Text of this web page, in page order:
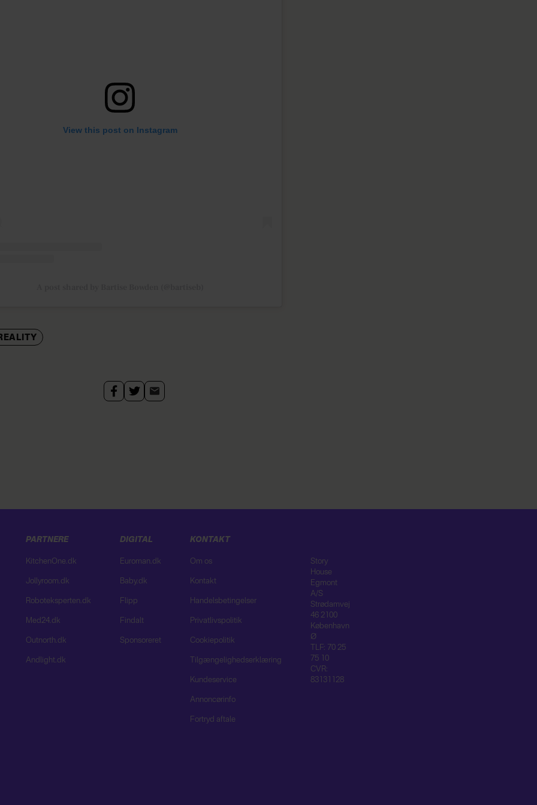
View this post on Instagram
PARTNERE
KitchenOne.dk
Jollyroom.dk
Roboteksperten.dk
Med24.dk
Outnorth.dk
Andlight.dk
DIGITAL
Euroman.dk
Baby.dk
Flipp
Findalt
Sponsoreret
KONTAKT
Om os
Kontakt
Handelsbetingelser
Privatlivspolitik
Cookiepolitik
Tilgængelighedserklæring
Kundeservice
Annoncørinfo
Fortryd aftale
Story
House
Egmont
A/S
Strødamvej
46 2100
København
Ø
TLF: 70 25
75 10
CVR:
83131128